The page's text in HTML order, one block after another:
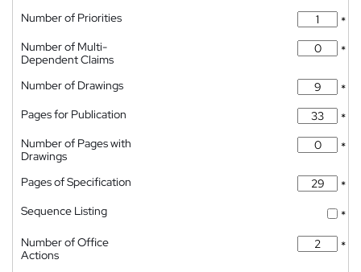
Number of Priorities
*
Number of Multi-
Dependent Claims
*
Number of Drawings
*
Pages for Publication
*
Number of Pages with
Drawings
*
Pages of Specification
*
Sequence Listing
*
Number of Office
Actions
*